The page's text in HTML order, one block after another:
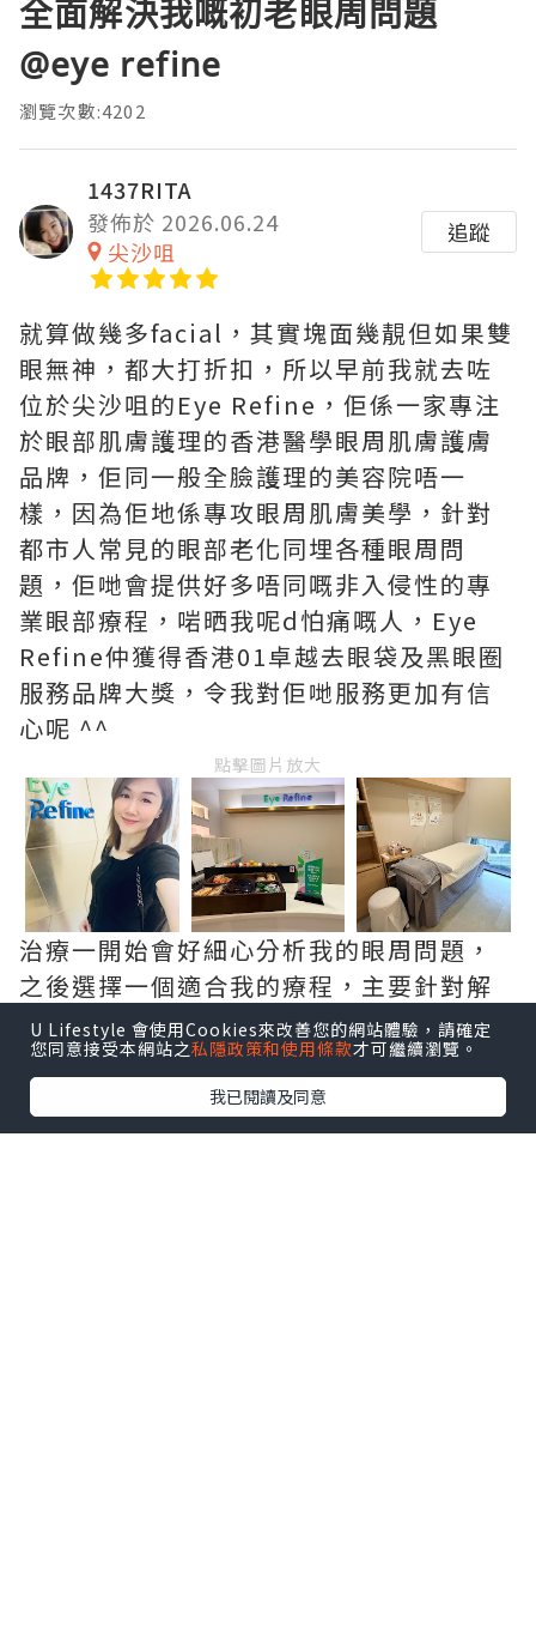
全面解決我嘅初老眼周問題
@eye refine
瀏覽次數:4202
1437RITA
發佈於 2026.06.24
尖沙咀
追蹤
就算做幾多facial，其實塊面幾靚但如果雙
眼無神，都大打折扣，所以早前我就去咗
位於尖沙咀的Eye Refine，佢係一家專注
於眼部肌膚護理的香港醫學眼周肌膚護膚
品牌，佢同一般全臉護理的美容院唔一
樣，因為佢地係專攻眼周肌膚美學，針對
都市人常見的眼部老化同埋各種眼周問
題，佢哋會提供好多唔同嘅非入侵性的專
業眼部療程，啱晒我呢d怕痛嘅人，Eye
Refine仲獲得香港01卓越去眼袋及黑眼圈
服務品牌大獎，令我對佢哋服務更加有信
心呢 ^^
點擊圖片放大
治療一開始會好細心分析我的眼周問題，
之後選擇一個適合我的療程，主要針對解
決血管型、色素型黑眼圈同眼紋。
U Lifestyle 會使用Cookies來改善您的網站體驗，請確定
您同意接受本網站之私隱政策和使用條款才可繼續瀏覽。
我已閱讀及同意